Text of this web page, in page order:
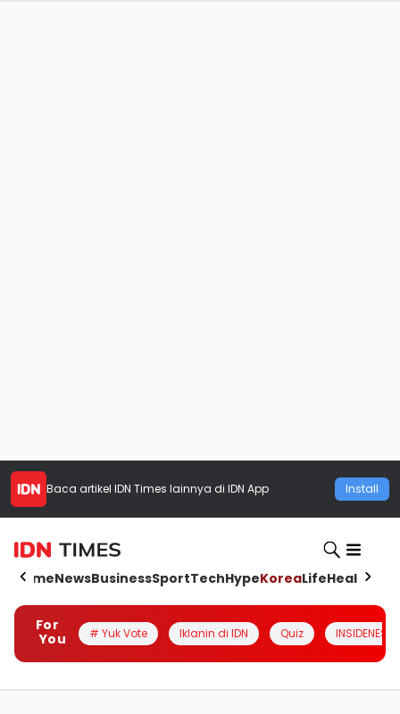
Baca artikel IDN Times lainnya di IDN App Install
HomeNewsBusinessSportTechHypeKoreaLifeHealth
For
You
# Yuk Vote Iklanin di IDN Quiz INSIDENESIA